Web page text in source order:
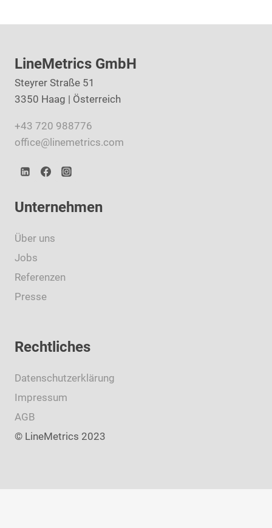
LineMetrics GmbH
Steyrer Straße 51
3350 Haag | Österreich
+43 720 988776
office@linemetrics.com
Unternehmen
Über uns
Jobs
Referenzen
Presse
Rechtliches
Datenschutzerklärung
Impressum
AGB
© LineMetrics 2023